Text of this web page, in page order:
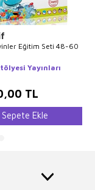
Eğitim Seti 48-60
Yayınları
TL
Sepete Ekle